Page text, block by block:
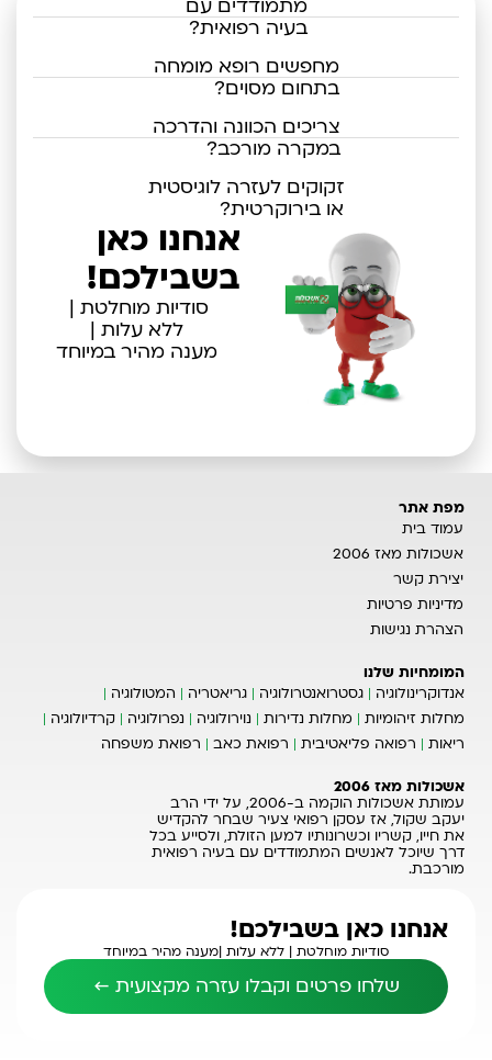
מתמודדים עם
בעיה רפואית?
מחפשים רופא מומחה
בתחום מסוים?
צריכים הכוונה והדרכה
במקרה מורכב?
זקוקים לעזרה לוגיסטית
או בירוקרטית?
אנחנו כאן
בשבילכם!
סודיות מוחלטת |
ללא עלות |
מענה מהיר במיוחד
מפת אתר
עמוד בית
אשכולות מאז 2006
יצירת קשר
מדיניות פרטיות
הצהרת נגישות
המומחיות שלנו
אנדוקרינולוגיה
גסטרואנטרולוגיה גריאטריה
המטולוגיה
מחלות זיהומיות
מחלות נדירות נוירולוגיה נפרולוגיה
קרדיולוגיה
ריאות
רפואה פליאטיבית רפואת כאב רפואת משפחה
אשכולות מאז 2006
עמותת אשכולות הוקמה ב-2006, על ידי הרב
יעקב שקול, אז עסקן רפואי צעיר שבחר להקדיש
את חייו, קשריו וכשרונותיו למען הזולת, ולסייע בכל
דרך שיוכל לאנשים המתמודדים עם בעיה רפואית
מורכבת.
אנחנו כאן בשבילכם!
סודיות מוחלטת | ללא עלות |מענה מהיר במיוחד
שלחו פרטים וקבלו עזרה מקצועית ←